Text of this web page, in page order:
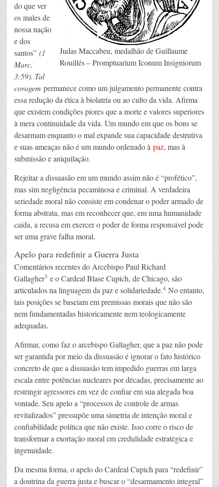
Judas Maccabeu, medalhão de Guillaume
Rouillés – Promptuarium Iconum Insigniorum
do que ver
os males de
nossa nação
e dos
santos” (1
Marc.
3:59). Tal
coragem permanece como um julgamento permanente contra
essa redução da ética à biolatria ou ao culto da vida. Afirma
que existem condições piores que a morte e valores superiores
à mera continuidade da vida. Um mundo em que os bons se
desarmam enquanto o mal expande sua capacidade destrutiva
e suas ameaças não é um mundo ordenado à paz, mas à
submissão e aniquilação.
Rejeitar a dissuasão em um mundo assim não é “profético”,
mas sim negligência pecaminosa e criminal. A verdadeira
seriedade moral não consiste em condenar o poder armado de
forma abstrata, mas em reconhecer que, em uma humanidade
caída, a recusa em exercer o poder de forma responsável pode
ser uma grave falha moral.
Apelo para redefinir a Guerra Justa
Comentários recentes do Arcebispo Paul Richard
Gallagher3 e o Cardeal Blase Cupich, de Chicago, são
articulados na linguagem da paz e solidariedade.4 No entanto,
tais posições se baseiam em premissas morais que não são
nem fundamentadas historicamente nem teologicamente
adequadas.
Afirmar, como faz o arcebispo Gallagher, que a paz não pode
ser garantida por meio da dissuasão é ignorar o fato histórico
concreto de que a dissuasão tem impedido guerras em larga
escala entre potências nucleares por décadas, precisamente ao
restringir agressores em vez de confiar em sua alegada boa
vontade. Seu apelo a “processos de controle de armas
revitalizados” pressupõe uma simetria de intenção moral e
confiabilidade política que não existe. Isso corre o risco de
transformar a exortação moral em credulidade estratégica e
ingenuidade.
Da mesma forma, o apelo do Cardeal Cupich para “redefinir”
a doutrina da guerra justa e buscar o “desarmamento integral”